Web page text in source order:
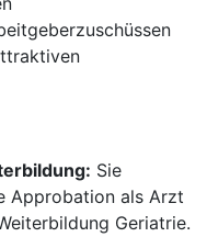
Sie
Approbation als Arzt
Geriatrie.